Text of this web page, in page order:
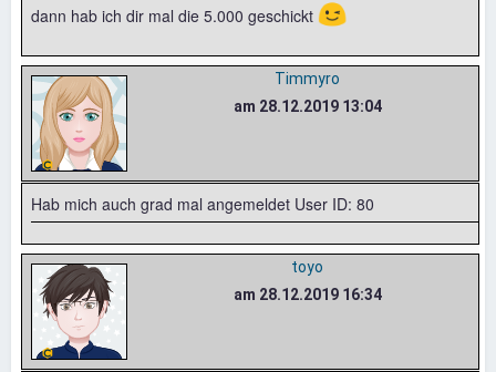
dann hab ich dir mal die 5.000 geschickt 😉
Timmyro
am 28.12.2019 13:04
Hab mich auch grad mal angemeldet User ID: 80
toyo
am 28.12.2019 16:34